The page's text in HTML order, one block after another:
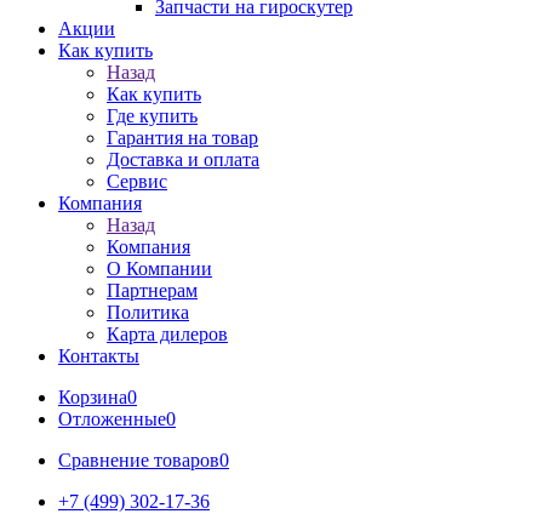
Запчасти на гироскутер
Акции
Как купить
Назад
Как купить
Где купить
Гарантия на товар
Доставка и оплата
Сервис
Компания
Назад
Компания
О Компании
Партнерам
Политика
Карта дилеров
Контакты
Корзина0
Отложенные0
Сравнение товаров0
+7 (499) 302-17-36